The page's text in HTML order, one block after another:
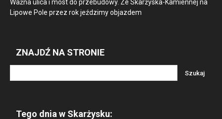
Ważna ulica i most do przebudowy. Ze Skarżyska-Kamiennej na
Lipowe Pole przez rok jeździmy objazdem
ZNAJDŹ NA STRONIE
Tego dnia w Skarżysku: